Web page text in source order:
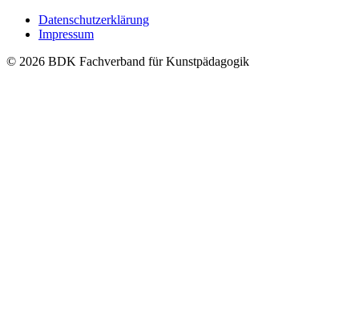
Datenschutzerklärung
Impressum
© 2026 BDK Fachverband für Kunstpädagogik